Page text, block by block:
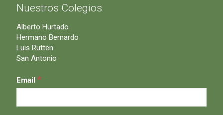
Nuestros Colegios
Alberto Hurtado
Hermano Bernardo
Luis Rutten
San Antonio
Email *